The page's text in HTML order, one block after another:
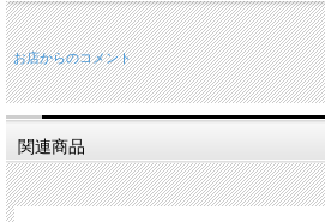
お店からのコメント
関連商品